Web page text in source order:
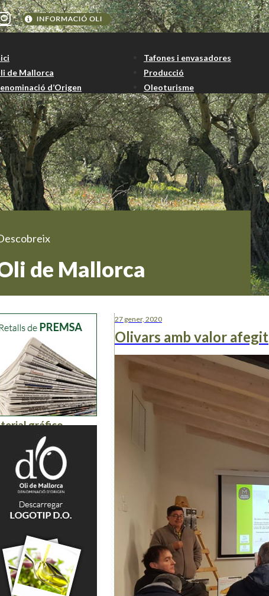
de Mallorca
d’Origen
Tafones i envasadores
Producció
Oleoturisme
de Mallorca
gráfico
27 gener, 2020
Olivars amb valor afegit